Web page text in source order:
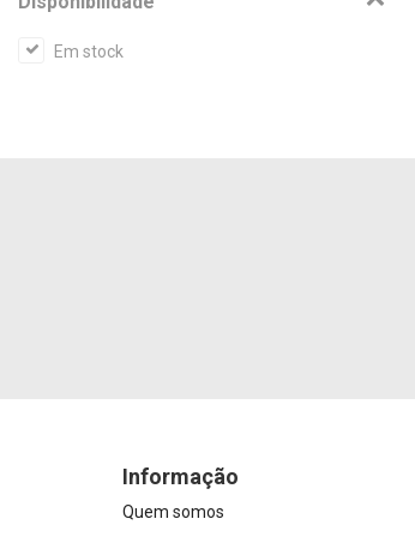
Em stock
Informação
Quem somos